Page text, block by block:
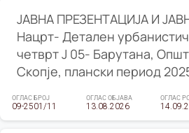
ЈАВНА ПРЕЗЕНТАЦИЈА И
Нацрт- Детален
четврт Ј 05- Барутана,
Скопје, плански период
ОГЛАС БРОЈ
09-2501/11
ОГЛАС ОБЈАВА
13.08.2026
ОГЛАС